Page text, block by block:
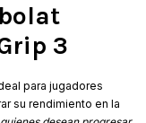
3
para jugadores
su rendimiento en la